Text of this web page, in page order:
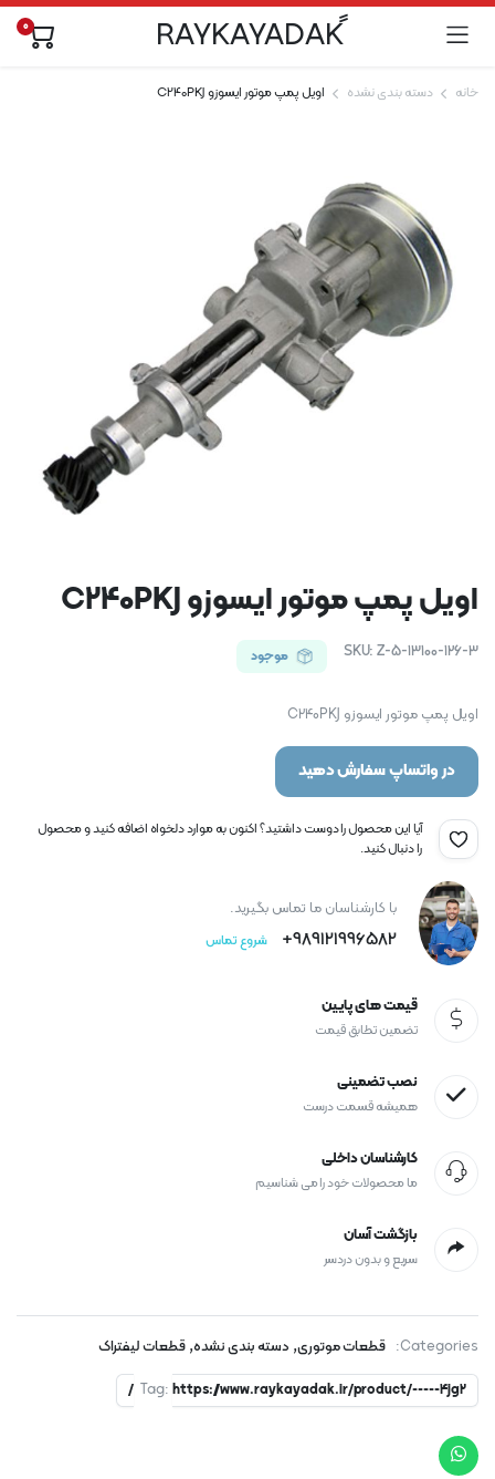
ًRAYKAYADAK 0
خانه دسته بندی نشده اویل پمپ موتور ایسوزو C240PKJ
اویل پمپ موتور ایسوزو C240PKJ
SKU: Z-5-13100-126-3 موجود
اویل پمپ موتور ایسوزو C240PKJ
در واتساپ سفارش دهید
آیا این محصول را دوست داشتید؟ اکنون به موارد دلخواه اضافه کنید و محصول
را دنبال کنید.
با کارشناسان ما تماس بگیرید.
989121996582+ شروع تماس
قیمت های پایین
تضمین تطابق قیمت
نصب تضمینی
همیشه قسمت درست
کارشناسان داخلی
ما محصولات خود را می شناسیم
بازگشت آسان
سریع و بدون دردسر
Categories: قطعات موتوری, دسته بندی نشده, قطعات لیفتراک
Tag: https://www.raykayadak.ir/product/-----4jg2/